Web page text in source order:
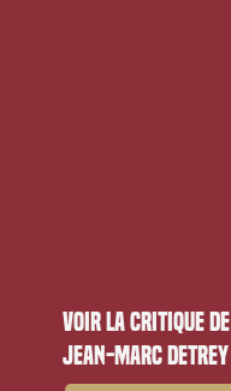
Voir la critique de
Jean-Marc Detrey